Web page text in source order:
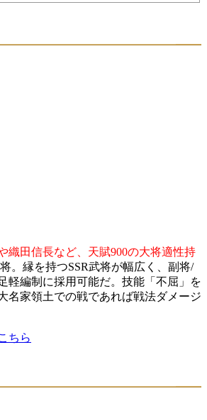
織田信長など、天賦900の大将適性持
。縁を持つSSR武将が幅広く、副将/
軽編制に採用可能だ。技能「不屈」を
名家領土での戦であれば戦法ダメージ
ちら